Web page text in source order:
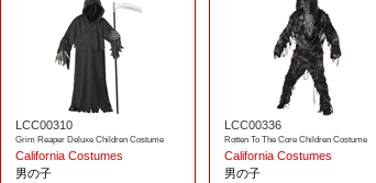
LCC00310
Grim Reaper Deluxe Children Costume
California Costumes
男の子
LCC00336
Rotten To The Core Children Costume
California Costumes
男の子